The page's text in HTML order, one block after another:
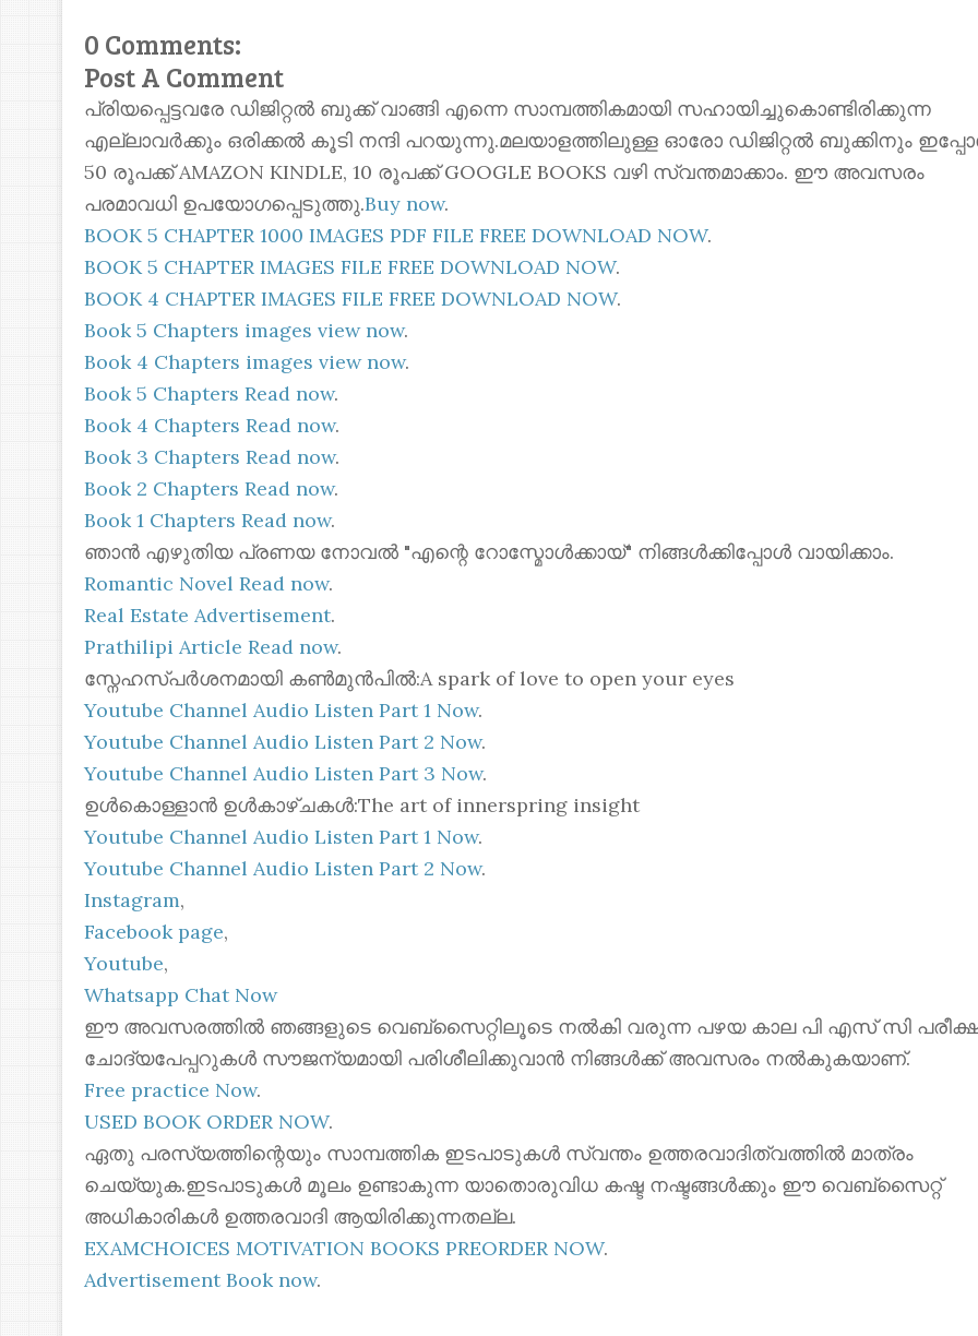
0 Comments:
Post A Comment
പ്രിയപ്പെട്ടവരേ ഡിജിറ്റൽ ബുക്ക് വാങ്ങി എന്നെ സാമ്പത്തികമായി സഹായിച്ചുകൊണ്ടിരിക്കുന്ന
എല്ലാവർക്കും ഒരിക്കൽ കൂടി നന്ദി പറയുന്നു.മലയാളത്തിലുള്ള ഓരോ ഡിജിറ്റൽ ബുക്കിനും
50 രൂപക്ക് AMAZON KINDLE, 10 രൂപക്ക് GOOGLE BOOKS വഴി സ്വന്തമാക്കാം. ഈ അവസരം
പരമാവധി ഉപയോഗപ്പെടുത്തു.Buy now.
BOOK 5 CHAPTER 1000 IMAGES PDF FILE FREE DOWNLOAD NOW.
BOOK 5 CHAPTER IMAGES FILE FREE DOWNLOAD NOW.
BOOK 4 CHAPTER IMAGES FILE FREE DOWNLOAD NOW.
Book 5 Chapters images view now.
Book 4 Chapters images view now.
Book 5 Chapters Read now.
Book 4 Chapters Read now.
Book 3 Chapters Read now.
Book 2 Chapters Read now.
Book 1 Chapters Read now.
ഞാൻ എഴുതിയ പ്രണയ നോവൽ "എന്റെ റോസ്മോൾക്കായ്" നിങ്ങൾക്കിപ്പോൾ വായിക്കാം.
Romantic Novel Read now.
Real Estate Advertisement.
Prathilipi Article Read now.
സ്നേഹസ്പർശനമായി കൺമുൻപിൽ:A spark of love to open your eyes
Youtube Channel Audio Listen Part 1 Now.
Youtube Channel Audio Listen Part 2 Now.
Youtube Channel Audio Listen Part 3 Now.
ഉൾകൊള്ളാൻ ഉൾകാഴ്ചകൾ:The art of innerspring insight
Youtube Channel Audio Listen Part 1 Now.
Youtube Channel Audio Listen Part 2 Now.
Instagram,
Facebook page,
Youtube,
Whatsapp Chat Now
ഈ അവസരത്തിൽ ഞങ്ങളുടെ വെബ്സൈറ്റിലൂടെ നൽകി വരുന്ന പഴയ കാല പി എസ് സി
ചോദ്യപേപ്പറുകൾ സൗജന്യമായി പരിശീലിക്കുവാൻ നിങ്ങൾക്ക് അവസരം നൽകുകയാണ്.
Free practice Now.
USED BOOK ORDER NOW.
ഏതു പരസ്യത്തിന്റെയും സാമ്പത്തിക ഇടപാടുകൾ സ്വന്തം ഉത്തരവാദിത്വത്തിൽ മാത്രം
ചെയ്യുക.ഇടപാടുകൾ മൂലം ഉണ്ടാകുന്ന യാതൊരുവിധ കഷ്ട നഷ്ടങ്ങൾക്കും ഈ വെബ്സൈറ്റ്
അധികാരികൾ ഉത്തരവാദി ആയിരിക്കുന്നതല്ല.
EXAMCHOICES MOTIVATION BOOKS PREORDER NOW.
Advertisement Book now.